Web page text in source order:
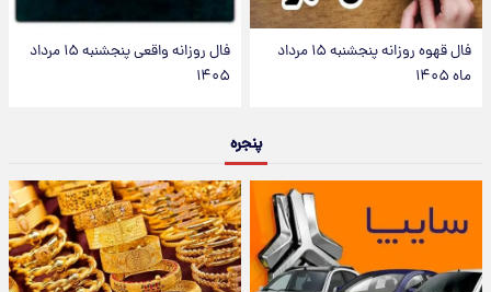
فال قهوه روزانه پنجشنبه ۱۵ مرداد
ماه ۱۴۰۵
فال روزانه واقعی پنجشنبه ۱۵ مرداد
۱۴۰۵
پنجره